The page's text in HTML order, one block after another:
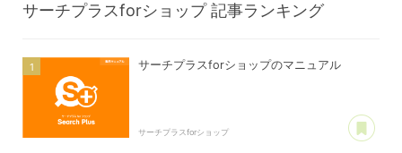
サーチプラスforショップ 記事ランキング
サーチプラスforショップのマニュアル
サーチプラスforショップ